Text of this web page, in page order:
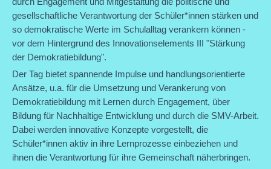
gesellschaftliche Verantwortung der Schüler*innen stärken und
so demokratische Werte im Schulalltag verankern können -
vor dem Hintergrund des Innovationselements III "Stärkung
der Demokratiebildung".
Der Tag bietet spannende Impulse und handlungsorientierte
Ansätze, u.a. für die Umsetzung und Verankerung von
Demokratiebildung mit Lernen durch Engagement, über
Bildung für Nachhaltige Entwicklung und durch die SMV-Arbeit.
Dabei werden innovative Konzepte vorgestellt, die
Schüler*innen aktiv in ihre Lernprozesse einbeziehen und
ihnen die Verantwortung für ihre Gemeinschaft näherbringen.